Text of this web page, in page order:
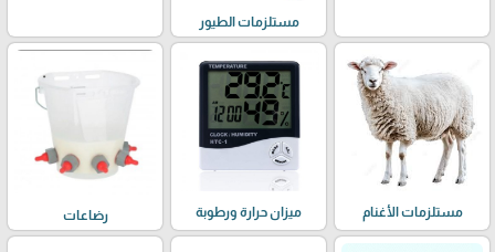
مستلزمات الطيور
مستلزمات الأغنام ميزان حرارة ورطوبة رضاعات